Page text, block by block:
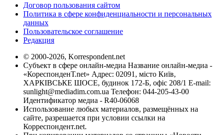
Договор пользования сайтом
Политика в сфере конфиденциальности и персональных
данных
Пользовательское соглашение
Редакция
© 2000-2026, Korrespondent.net
Субъект в сфере онлайн-медиа Название онлайн-медиа -
«КореспонденТ.net» Адрес: 02091, місто Київ,
ХАРКІВСЬКЕ ШОСЕ, будинок 172-Б, офіс 208/1 E-mail:
sunlight@mediadim.com.ua Телефон: 044-205-43-00
Идентификатор медиа - R40-06068
Использование любых материалов, размещённых на
сайте, разрешается при условии ссылки на
Корреспондент.net.